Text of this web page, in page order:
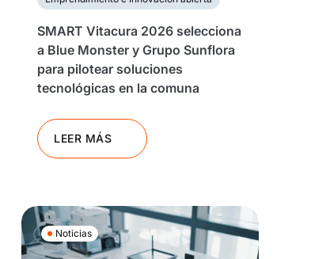
SMART Vitacura 2026 selecciona
a Blue Monster y Grupo Sunflora
para pilotear soluciones
tecnológicas en la comuna
LEER MÁS
Noticias